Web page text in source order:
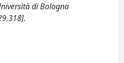
di Bologna